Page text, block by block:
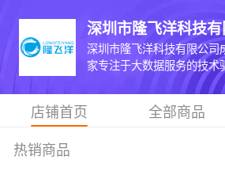
深圳市隆飞洋科技
深圳市隆飞洋科技有限公司
家专注于大数据服务的技术
店铺首页 全部商品
热销商品